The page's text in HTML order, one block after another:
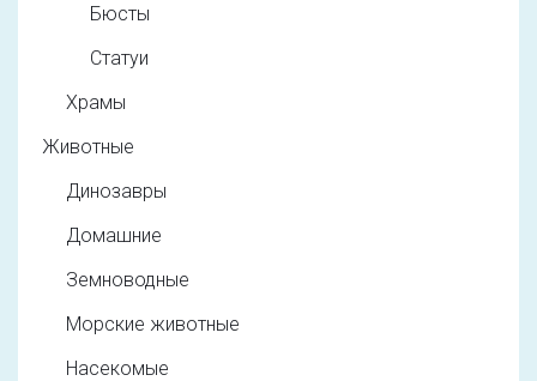
Бюсты
Статуи
Храмы
Животные
Динозавры
Домашние
Земноводные
Морские животные
Насекомые